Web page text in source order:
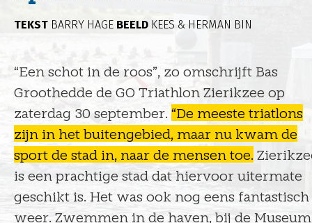
TEKST BARRY HAGE BEELD KEES & HERMAN BIN
“Een schot in de roos”, zo omschrijft Bas
Groothedde de GO Triathlon Zierikzee op
zaterdag 30 september. “De meeste triatlons
zijn in het buitengebied, maar nu kwam de
sport de stad in, naar de mensen toe.
is een prachtige stad dat hiervoor uitermate
geschikt is. Het was ook nog eens fantastisch
weer. Zwemmen in de haven, bij de